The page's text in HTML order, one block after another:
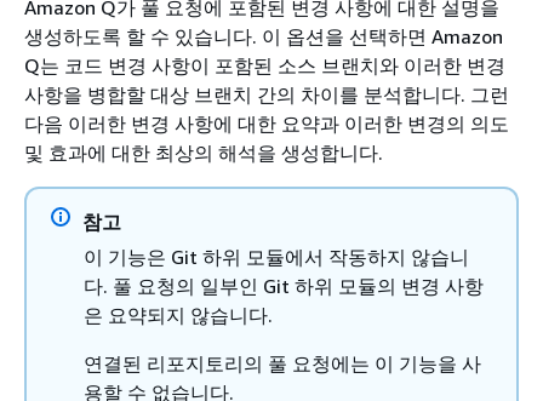
Amazon Q가 풀 요청에 포함된 변경 사항에 대한 설명을
생성하도록 할 수 있습니다. 이 옵션을 선택하면 Amazon
Q는 코드 변경 사항이 포함된 소스 브랜치와 이러한 변경
사항을 병합할 대상 브랜치 간의 차이를 분석합니다. 그런
다음 이러한 변경 사항에 대한 요약과 이러한 변경의 의도
및 효과에 대한 최상의 해석을 생성합니다.
참고
이 기능은 Git 하위 모듈에서 작동하지 않습니
다. 풀 요청의 일부인 Git 하위 모듈의 변경 사항
은 요약되지 않습니다.
연결된 리포지토리의 풀 요청에는 이 기능을 사
용할 수 없습니다.